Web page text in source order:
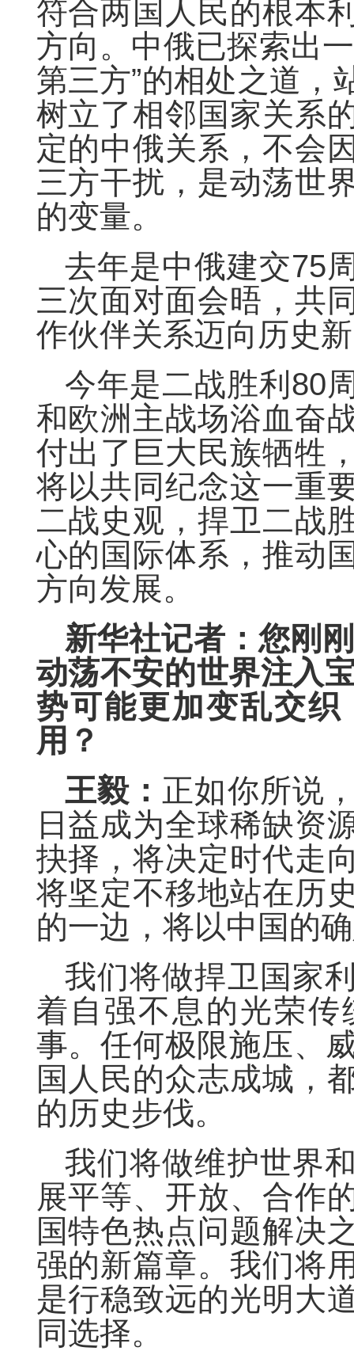
符合两国人民的根本
方向。中俄已探索出
第三方”的相处之道，
树立了相邻国家关系
定的中俄关系，不会
三方干扰，是动荡世
的变量。
去年是中俄建交75
三次面对面会晤，共
作伙伴关系迈向历史
今年是二战胜利80
和欧洲主战场浴血奋
付出了巨大民族牺牲
将以共同纪念这一重
二战史观，捍卫二战
心的国际体系，推动
方向发展。
新华社记者：您刚
动荡不安的世界注入
势可能更加变乱交
用？
王毅： 正如你所说
日益成为全球稀缺资
抉择，将决定时代走
将坚定不移地站在历
的一边，将以中国的
我们将做捍卫国家
着自强不息的光荣
事。任何极限施压、
国人民的众志成城，
的历史步伐。
我们将做维护世界
展平等、开放、合作
国特色热点问题解决
强的新篇章。我们将
是行稳致远的光明大
同选择。